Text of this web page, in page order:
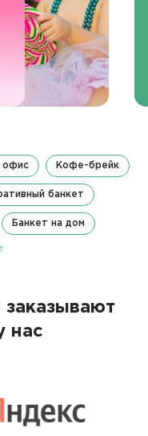
офис Кофе-брейк
банкет
Банкет на дом
нас